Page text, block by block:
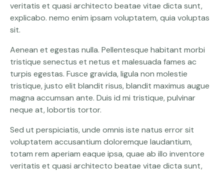
veritatis et quasi architecto beatae vitae dicta sunt,
explicabo. nemo enim ipsam voluptatem, quia voluptas
sit.
Aenean et egestas nulla. Pellentesque habitant morbi
tristique senectus et netus et malesuada fames ac
turpis egestas. Fusce gravida, ligula non molestie
tristique, justo elit blandit risus, blandit maximus augue
magna accumsan ante. Duis id mi tristique, pulvinar
neque at, lobortis tortor.
Sed ut perspiciatis, unde omnis iste natus error sit
voluptatem accusantium doloremque laudantium,
totam rem aperiam eaque ipsa, quae ab illo inventore
veritatis et quasi architecto beatae vitae dicta sunt,